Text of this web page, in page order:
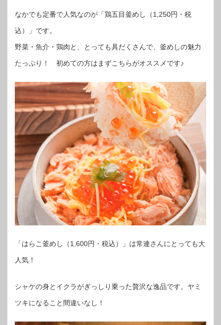
なかでも定番で人気なのが「鶏五目釜めし（1,250円・税
込）」です。
野菜・魚介・鶏肉と、とっても具だくさんで、釜めしの魅力
たっぷり！ 初めての方はまずこちらがオススメです♪
「はらこ釜めし（1,600円・税込）」は常連さんにとっても大
人気！
シャケの身とイクラがぎっしり乗った贅沢な逸品です。ヤミ
ツキになること間違いなし！